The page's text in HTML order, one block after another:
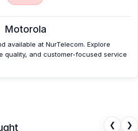
Motorola
available at NurTelecom. Explore
quality, and customer-focused service
❮ ❯